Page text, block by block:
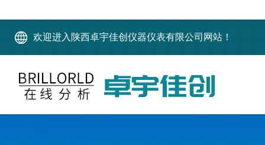
欢迎进入陕西卓宇佳创仪器仪表有限公司网站！